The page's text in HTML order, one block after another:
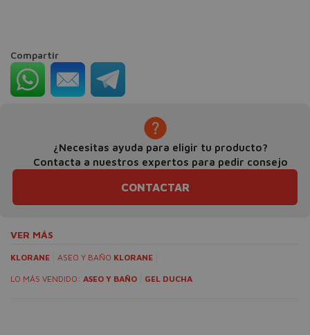
Compartir
¿Necesitas ayuda para eligir tu producto?
Contacta a nuestros expertos para pedir consejo
CONTACTAR
VER MÁS
KLORANE ASEO Y BAÑO KLORANE
LO MÁS VENDIDO: ASEO Y BAÑO GEL DUCHA